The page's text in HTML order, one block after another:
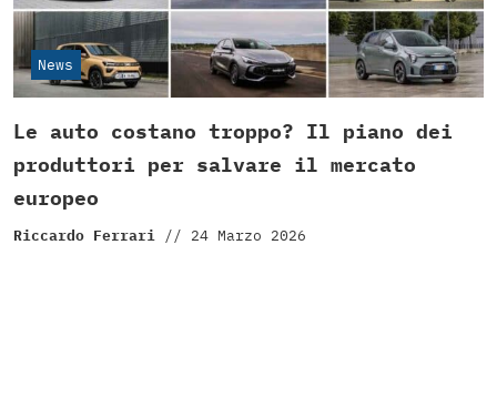
News
Le auto costano troppo? Il piano dei
produttori per salvare il mercato
europeo
Riccardo Ferrari // 24 Marzo 2026